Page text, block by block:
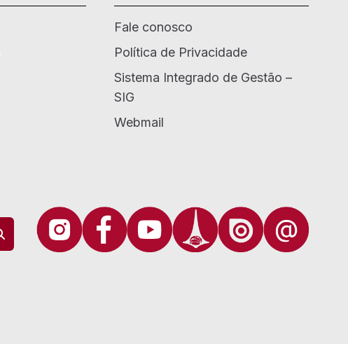
Fale conosco
Política de Privacidade
Sistema Integrado de Gestão –
SIG
Webmail